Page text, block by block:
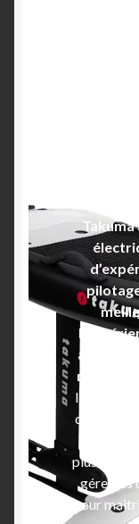
Takuma
niveau
Ideal pour
de vous
plus
gérer les
pour